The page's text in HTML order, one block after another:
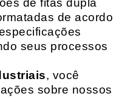
de fitas dupla
de acordo
seus processos
, você
sobre nossos